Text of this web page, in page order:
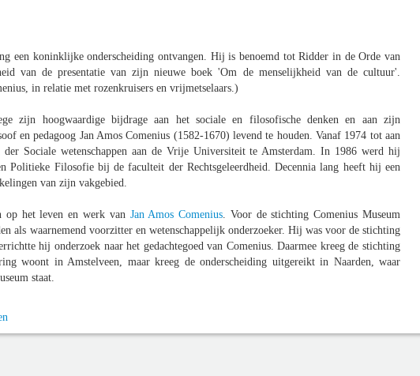
een koninklijke onderscheiding ontvangen. Hij is benoemd tot Ridder in de Orde van
van de presentatie van zijn nieuwe boek 'Om de menselijkheid van de cultuur'.
in relatie met rozenkruisers en vrijmetselaars.)
zijn hoogwaardige bijdrage aan het sociale en filosofische denken en aan zijn
en pedagoog Jan Amos Comenius (1582-1670) levend te houden. Vanaf 1974 tot aan
Sociale wetenschappen aan de Vrije Universiteit te Amsterdam. In 1986 werd hij
Politieke Filosofie bij de faculteit der Rechtsgeleerdheid. Decennia lang heeft hij een
van zijn vakgebied.
op het leven en werk van Jan Amos Comenius . Voor de stichting Comenius Museum
als waarnemend voorzitter en wetenschappelijk onderzoeker. Hij was voor de stichting
hij onderzoek naar het gedachtegoed van Comenius. Daarmee kreeg de stichting
woont in Amstelveen, maar kreeg de onderscheiding uitgereikt in Naarden, waar
staat.